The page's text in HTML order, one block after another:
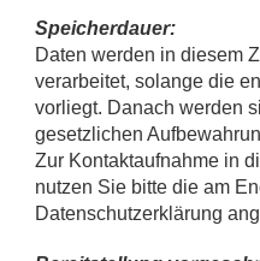
Speicherdauer:
Daten werden in diesem
verarbeitet, solange die
vorliegt. Danach werden
gesetzlichen
Zur Kontaktaufnahme in
nutzen Sie bitte die am
Datenschutzerklärung